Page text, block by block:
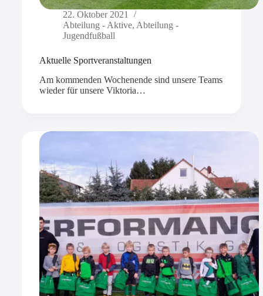
22. Oktober 2021
Abteilung - Aktive, Abteilung -
Jugendfußball
Aktuelle Sportveranstaltungen
Am kommenden Wochenende sind unsere Teams
wieder für unsere Viktoria…